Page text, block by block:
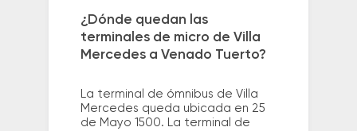
¿Dónde quedan las
terminales de micro de Villa
Mercedes a Venado Tuerto?
La terminal de ómnibus de Villa
Mercedes queda ubicada en 25
de Mayo 1500. La terminal de